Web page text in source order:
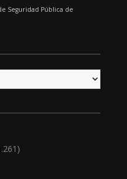
Seguridad Pública de